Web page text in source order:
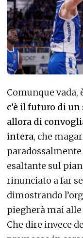
Comunque vada,
c’è il futuro di un
allora di
intera, che
esaltante sul
rinunciato a far
dimostrando
piegherà mai
Che dire invece